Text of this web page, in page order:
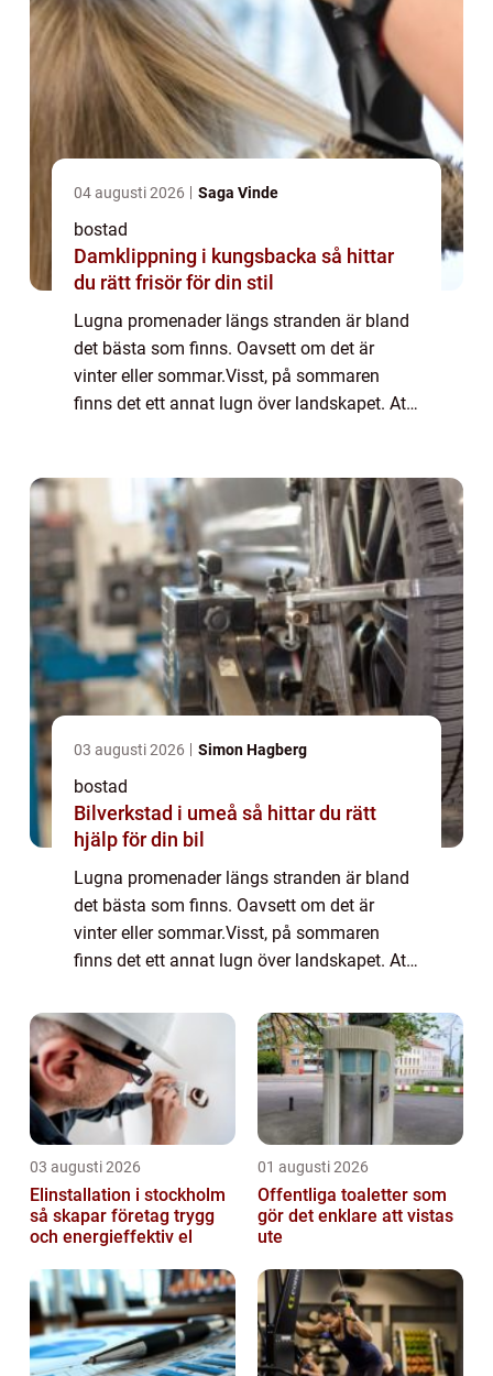
04 augusti 2026 Saga Vinde
bostad
Damklippning i kungsbacka så hittar
du rätt frisör för din stil
Lugna promenader längs stranden är bland
det bästa som finns. Oavsett om det är
vinter eller sommar.Visst, på sommaren
finns det ett annat lugn över landskapet. Att
strandkanten...
03 augusti 2026 Simon Hagberg
bostad
Bilverkstad i umeå så hittar du rätt
hjälp för din bil
Lugna promenader längs stranden är bland
det bästa som finns. Oavsett om det är
vinter eller sommar.Visst, på sommaren
finns det ett annat lugn över landskapet. Att
medan ljudet av vågorna som slår mot
strandkanten...
03 augusti 2026
Elinstallation i stockholm
så skapar företag trygg
och energieffektiv el
01 augusti 2026
Offentliga toaletter som
gör det enklare att vistas
ute